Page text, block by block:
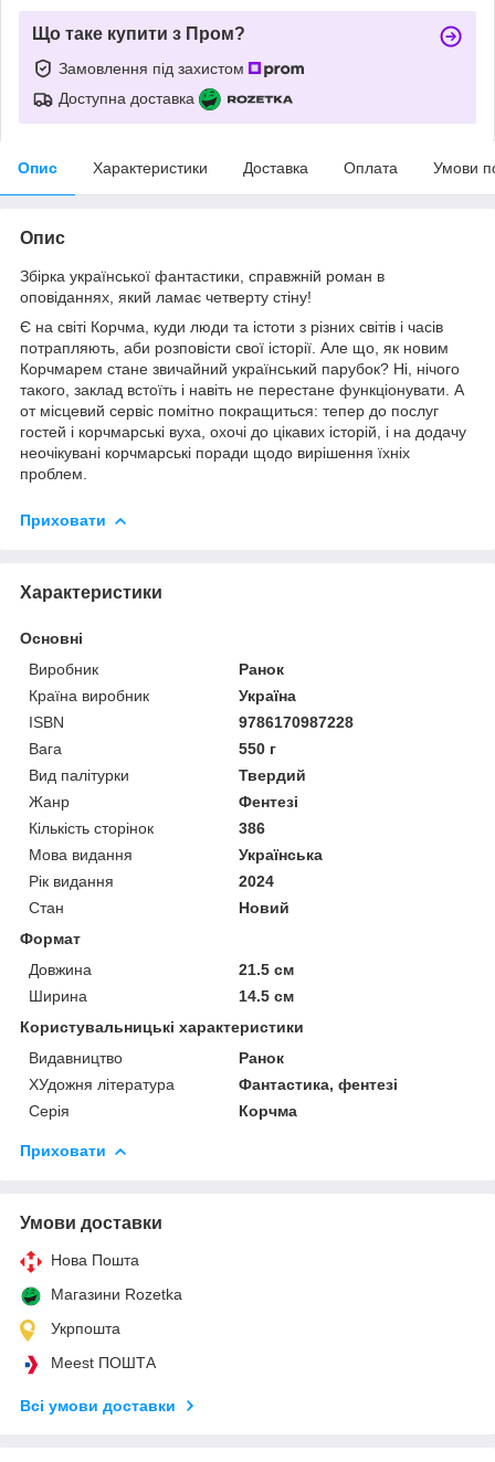
Що таке купити з Пром?
Замовлення під захистом
Доступна доставка
Опис Характеристики Доставка Оплата Умови
Опис
Збірка української фантастики, справжній роман в
оповіданнях, який ламає четверту стіну!
Є на світі Корчма, куди люди та істоти з різних світів і часів
потрапляють, аби розповісти свої історії. Але що, як новим
Корчмарем стане звичайний український парубок? Ні, нічого
такого, заклад встоїть і навіть не перестане функціонувати. А
от місцевий сервіс помітно покращиться: тепер до послуг
гостей і корчмарські вуха, охочі до цікавих історій, і на додачу
неочікувані корчмарські поради щодо вирішення їхніх
проблем.
Приховати
Характеристики
Основні
Виробник
Ранок
Країна виробник
Україна
ISBN
9786170987228
Вага
550 г
Вид палітурки
Твердий
Жанр
Фентезі
Кількість сторінок
386
Мова видання
Українська
Рік видання
2024
Стан
Новий
Формат
Довжина
21.5 см
Ширина
14.5 см
Користувальницькі характеристики
Видавництво
Ранок
ХУдожня література
Фантастика, фентезі
Серія
Корчма
Приховати
Умови доставки
Нова Пошта
Магазини Rozetka
Укрпошта
Meest ПОШТА
Всі умови доставки